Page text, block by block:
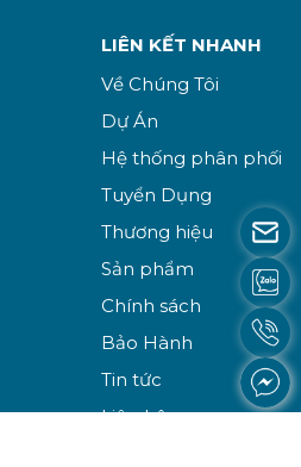
LIÊN KẾT NHANH
Về Chúng Tôi
Dự Án
Hệ thống phân phối
Tuyển Dụng
Thương hiệu
Sản phẩm
Chính sách
Bảo Hành
Tin tức
Liên hệ